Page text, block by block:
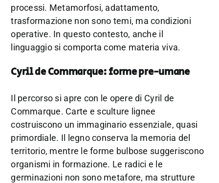
processi. Metamorfosi, adattamento,
trasformazione non sono temi, ma condizioni
operative. In questo contesto, anche il
linguaggio si comporta come materia viva.
Cyril de Commarque: forme pre-umane
Il percorso si apre con le opere di Cyril de
Commarque. Carte e sculture lignee
costruiscono un immaginario essenziale, quasi
primordiale. Il legno conserva la memoria del
territorio, mentre le forme bulbose suggeriscono
organismi in formazione. Le radici e le
germinazioni non sono metafore, ma strutture